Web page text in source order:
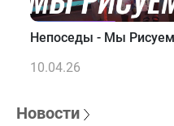
Непоседы - Мы Рисуем
10.04.26
Новости